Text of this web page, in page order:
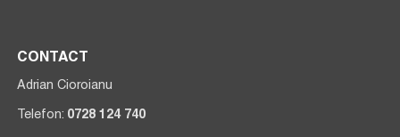
CONTACT
Adrian Cioroianu
Telefon: 0728 124 740